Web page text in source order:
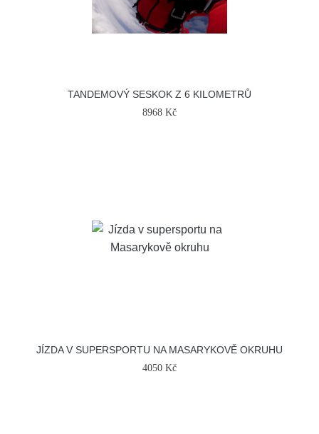
TANDEMOVÝ SESKOK Z 6 KILOMETRŮ
8968 Kč
JÍZDA V SUPERSPORTU NA MASARYKOVĚ OKRUHU
4050 Kč